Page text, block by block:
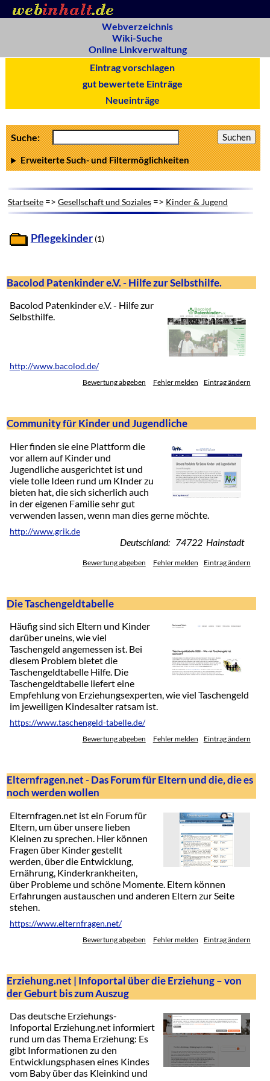
Webverzeichnis
Wiki-Suche
Online Linkverwaltung
Eintrag vorschlagen
gut bewertete Einträge
Neueinträge
Suche:
Erweiterte Such- und Filtermöglichkeiten
Startseite=> Gesellschaft und Soziales=> Kinder & Jugend
Pflegekinder (1)
Bacolod Patenkinder e.V. - Hilfe zur Selbsthilfe.
Bacolod Patenkinder e.V. - Hilfe zur
Selbsthilfe.
http://www.bacolod.de/
Bewertung abgeben Fehler melden Eintrag ändern
Community für Kinder und Jugendliche
Hier finden sie eine Plattform die
vor allem auf Kinder und
Jugendliche ausgerichtet ist und
viele tolle Ideen rund um KInder zu
bieten hat, die sich sicherlich auch
in der eigenen Familie sehr gut
verwenden lassen, wenn man dies gerne möchte.
http://www.grik.de
Deutschland: 74722 Hainstadt
Bewertung abgeben Fehler melden Eintrag ändern
Die Taschengeldtabelle
Häufig sind sich Eltern und Kinder
darüber uneins, wie viel
Taschengeld angemessen ist. Bei
diesem Problem bietet die
Taschengeldtabelle Hilfe. Die
Taschengeldtabelle liefert eine
Empfehlung von Erziehungsexperten, wie viel Taschengeld
im jeweiligen Kindesalter ratsam ist.
https://www.taschengeld-tabelle.de/
Bewertung abgeben Fehler melden Eintrag ändern
Elternfragen.net - Das Forum für Eltern und die, die es
noch werden wollen
Elternfragen.net ist ein Forum für
Eltern, um über unsere lieben
Kleinen zu sprechen. Hier können
Fragen über Kinder gestellt
werden, über die Entwicklung,
Ernährung, Kinderkrankheiten,
über Probleme und schöne Momente. Eltern können
Erfahrungen austauschen und anderen Eltern zur Seite
stehen.
https://www.elternfragen.net/
Bewertung abgeben Fehler melden Eintrag ändern
Erziehung.net | Infoportal über die Erziehung – von
der Geburt bis zum Auszug
Das deutsche Erziehungs-
Infoportal Erziehung.net informiert
rund um das Thema Erziehung: Es
gibt Informationen zu den
Entwicklungsphasen eines Kindes
vom Baby über das Kleinkind und